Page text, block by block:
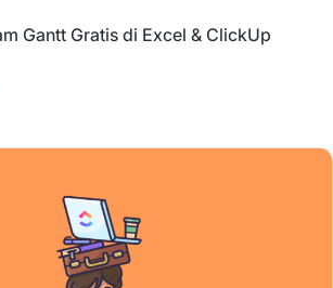
Gantt Gratis di Excel & ClickUp